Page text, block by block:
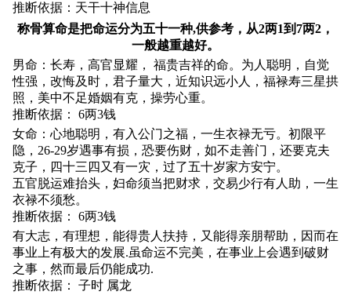
推断依据：天干十神信息
称骨算命是把命运分为五十一种,供参考，从2两1到7两2，
一般越重越好。
男命：长寿，高官显耀， 福贵吉祥的命。为人聪明，自觉
性强，改悔及时，君子量大，近知识远小人，福禄寿三星拱
照，美中不足婚姻有克，操劳心重。
推断依据： 6两3钱
女命：心地聪明，有入公门之福，一生衣禄无亏。初限平
隐，26-29岁遇事有损，恐要伤财，如不走善门，还要克夫
克子，四十三四又有一灾，过了五十岁家方安宁。
五官脱运难抬头，妇命须当把财求，交易少行有人助，一生
衣禄不须愁。
推断依据： 6两3钱
有大志，有理想，能得贵人扶持，又能得亲朋帮助，因而在
事业上有极大的发展.虽命运不完美，在事业上会遇到破财
之事，然而最后仍能成功.
推断依据： 子时 属龙